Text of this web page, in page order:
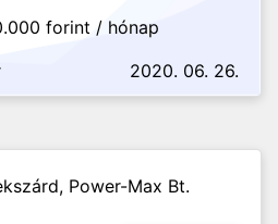
forint / hónap
2020. 06. 26.
Power-Max Bt.